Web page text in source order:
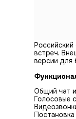
встреч.
версии для
Общий чат
Голосовые
Постановка